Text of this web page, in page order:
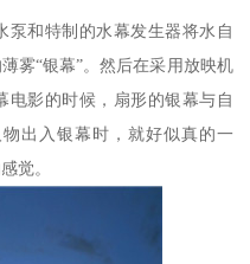
泵和特制的水幕发生器将水自
雾“银幕”。然后在采用放映机
电影的时候，扇形的银幕与自
出入银幕时，就好似真的一
觉。